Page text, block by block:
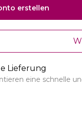
erstellen
Lieferung
eine schnelle